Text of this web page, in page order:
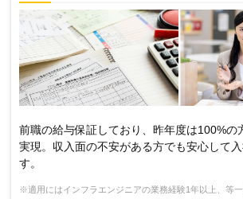
前職の給与保証しており、昨年度は100%の
実現。収入面の不安がある方でも安心して
す。
※適用にはインフラエンジニアの業務経験1年以上、等